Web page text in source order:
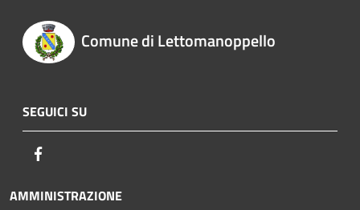
Comune di Lettomanoppello
SEGUICI SU
AMMINISTRAZIONE